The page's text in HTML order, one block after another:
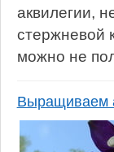
аквилегии,
стержневой
можно не
Выращиваем